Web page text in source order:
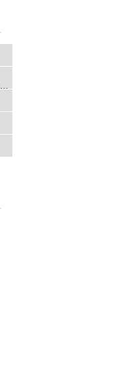
线性马达弹片 圆型马达弹片 粉色app直播冲压加工冲压厂家